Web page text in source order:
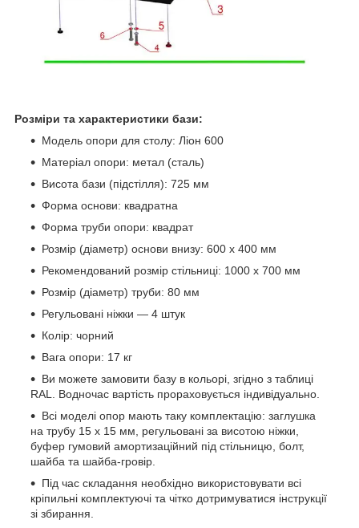
Розміри та характеристики бази:
Модель опори для столу: Ліон 600
Матеріал опори: метал (сталь)
Висота бази (підстілля): 725 мм
Форма основи: квадратна
Форма труби опори: квадрат
Розмір (діаметр) основи внизу: 600 х 400 мм
Рекомендований розмір стільниці: 1000 х 700 мм
Розмір (діаметр) труби: 80 мм
Регульовані ніжки — 4 штук
Колір: чорний
Вага опори: 17 кг
Ви можете замовити базу в кольорі, згідно з таблиці
RAL. Водночас вартість прораховується індивідуально.
Всі моделі опор мають таку комплектацію: заглушка
на трубу 15 х 15 мм, регульовані за висотою ніжки,
буфер гумовий амортизаційний під стільницю, болт,
шайба та шайба-гровір.
Під час складання необхідно використовувати всі
кріпильні комплектуючі та чітко дотримуватися інструкції
зі збирання.